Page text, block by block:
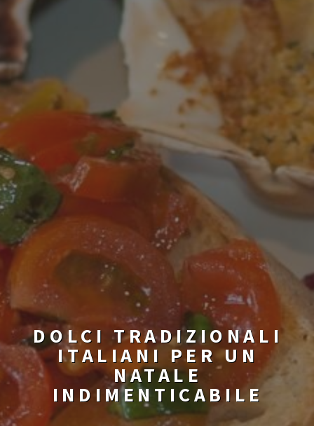
DOLCI TRADIZIONALI
ITALIANI PER UN
NATALE
INDIMENTICABILE